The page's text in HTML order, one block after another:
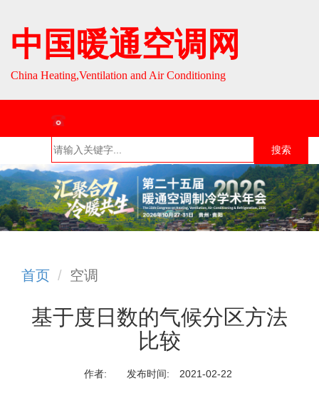
中国暖通空调网
China Heating,Ventilation and Air Conditioning
搜索
首页
组织介
绍
组织活
动
行业资
讯
English
首页 空调
基于度日数的气候分区方法
比较
作者: 发布时间: 2021-02-22